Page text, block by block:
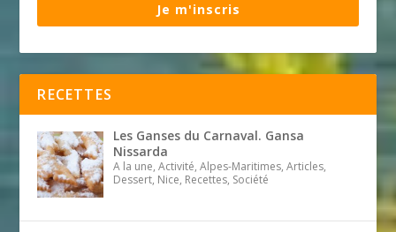
Je m'inscris
RECETTES
Les Ganses du Carnaval. Gansa
Nissarda
A la une, Activité, Alpes-Maritimes, Articles,
Dessert, Nice, Recettes, Société